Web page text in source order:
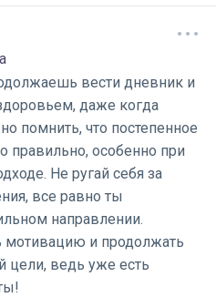
вести дневник и
даже когда
помнить, что постепенное
правильно, особенно при
Не ругай себя за
все равно ты
направлении.
мотивацию и продолжать
цели, ведь уже есть